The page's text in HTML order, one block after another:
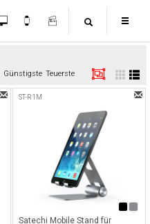
Günstigste Teuerste
ST-R1M
Satechi Mobile Stand für